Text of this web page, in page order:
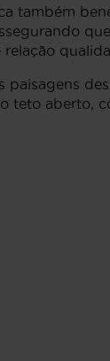
também
paisagens
teto aberto,